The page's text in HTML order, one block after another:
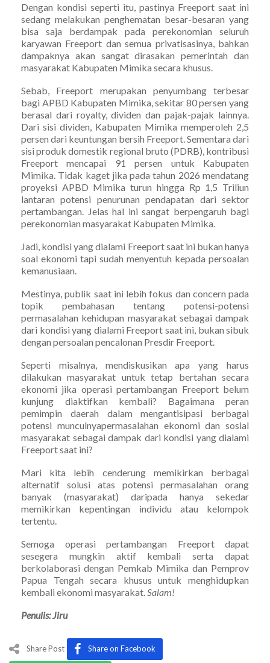
Dengan kondisi seperti itu, pastinya Freeport saat ini
sedang melakukan penghematan besar-besaran yang
bisa saja berdampak pada perekonomian seluruh
karyawan Freeport dan semua privatisasinya, bahkan
dampaknya akan sangat dirasakan pemerintah dan
masyarakat Kabupaten Mimika secara khusus.
Sebab, Freeport merupakan penyumbang terbesar
bagi APBD Kabupaten Mimika, sekitar 80 persen yang
berasal dari royalty, dividen dan pajak-pajak lainnya.
Dari sisi dividen, Kabupaten Mimika memperoleh 2,5
persen dari keuntungan bersih Freeport. Sementara dari
sisi produk domestik regional bruto (PDRB), kontribusi
Freeport mencapai 91 persen untuk Kabupaten
Mimika. Tidak kaget jika pada tahun 2026 mendatang
proyeksi APBD Mimika turun hingga Rp 1,5 Triliun
lantaran potensi penurunan pendapatan dari sektor
pertambangan. Jelas hal ini sangat berpengaruh bagi
perekonomian masyarakat Kabupaten Mimika.
Jadi, kondisi yang dialami Freeport saat ini bukan hanya
soal ekonomi tapi sudah menyentuh kepada persoalan
kemanusiaan.
Mestinya, publik saat ini lebih fokus dan concern pada
topik pembahasan tentang potensi-potensi
permasalahan kehidupan masyarakat sebagai dampak
dari kondisi yang dialami Freeport saat ini, bukan sibuk
dengan persoalan pencalonan Presdir Freeport.
Seperti misalnya, mendiskusikan apa yang harus
dilakukan masyarakat untuk tetap bertahan secara
ekonomi jika operasi pertambangan Freeport belum
kunjung diaktifkan kembali? Bagaimana peran
pemimpin daerah dalam mengantisipasi berbagai
potensi munculnyapermasalahan ekonomi dan sosial
masyarakat sebagai dampak dari kondisi yang dialami
Freeport saat ini?
Mari kita lebih cenderung memikirkan berbagai
alternatif solusi atas potensi permasalahan orang
banyak (masyarakat) daripada hanya sekedar
memikirkan kepentingan individu atau kelompok
tertentu.
Semoga operasi pertambangan Freeport dapat
sesegera mungkin aktif kembali serta dapat
berkolaborasi dengan Pemkab Mimika dan Pemprov
Papua Tengah secara khusus untuk menghidupkan
kembali ekonomi masyarakat. Salam!
Penulis: Jiru
Share Post Share on Facebook